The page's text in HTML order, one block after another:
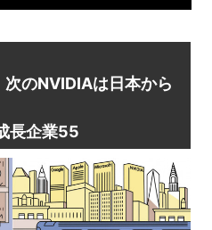
のNVIDIAは日本から
長企業55